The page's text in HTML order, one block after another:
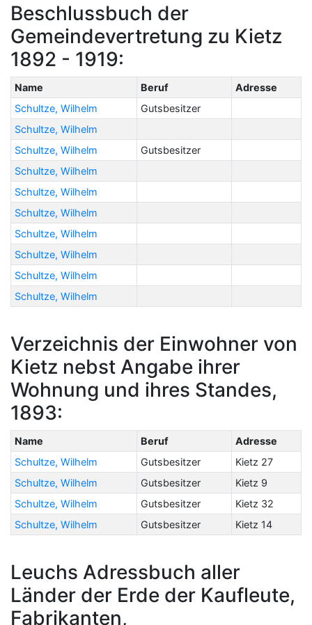
Beschlussbuch der
Gemeindevertretung zu Kietz
1892 - 1919:
Name Beruf
Adresse
Schultze, Wilhelm
Gutsbesitzer
Schultze, Wilhelm
Schultze, Wilhelm
Gutsbesitzer
Schultze, Wilhelm
Schultze, Wilhelm
Schultze, Wilhelm
Schultze, Wilhelm
Schultze, Wilhelm
Schultze, Wilhelm
Schultze, Wilhelm
Verzeichnis der Einwohner von
Kietz nebst Angabe ihrer
Wohnung und ihres Standes,
1893:
Name Beruf
Adresse
Schultze, Wilhelm
Gutsbesitzer
Kietz 27
Schultze, Wilhelm
Gutsbesitzer
Kietz 9
Schultze, Wilhelm
Gutsbesitzer
Kietz 32
Schultze, Wilhelm
Gutsbesitzer Kietz 14
Leuchs Adressbuch aller
Länder der Erde der Kaufleute,
Fabrikanten,